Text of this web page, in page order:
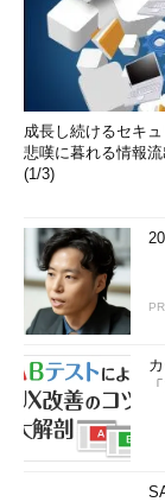
成長し続けるセキ
悲嘆に暮れる情報
(1/3)